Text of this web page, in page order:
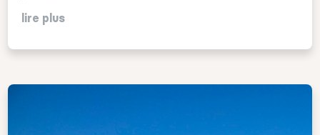
lire plus